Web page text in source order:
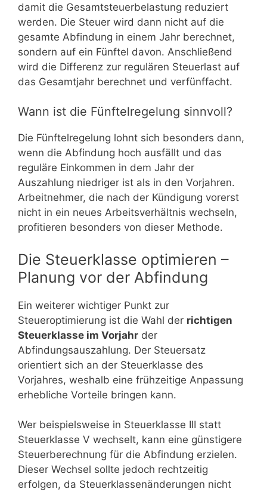
damit die Gesamtsteuerbelastung reduziert
werden. Die Steuer wird dann nicht auf die
gesamte Abfindung in einem Jahr berechnet,
sondern auf ein Fünftel davon. Anschließend
wird die Differenz zur regulären Steuerlast auf
das Gesamtjahr berechnet und verfünffacht.
Wann ist die Fünftelregelung sinnvoll?
Die Fünftelregelung lohnt sich besonders dann,
wenn die Abfindung hoch ausfällt und das
reguläre Einkommen in dem Jahr der
Auszahlung niedriger ist als in den Vorjahren.
Arbeitnehmer, die nach der Kündigung vorerst
nicht in ein neues Arbeitsverhältnis wechseln,
profitieren besonders von dieser Methode.
Die Steuerklasse optimieren –
Planung vor der Abfindung
Ein weiterer wichtiger Punkt zur
Steueroptimierung ist die Wahl der richtigen
Steuerklasse im Vorjahr der
Abfindungsauszahlung. Der Steuersatz
orientiert sich an der Steuerklasse des
Vorjahres, weshalb eine frühzeitige Anpassung
erhebliche Vorteile bringen kann.
Wer beispielsweise in Steuerklasse III statt
Steuerklasse V wechselt, kann eine günstigere
Steuerberechnung für die Abfindung erzielen.
Dieser Wechsel sollte jedoch rechtzeitig
erfolgen, da Steuerklassenänderungen nicht